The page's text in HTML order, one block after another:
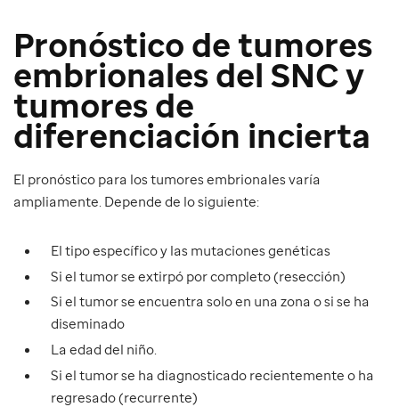
Pronóstico de tumores
embrionales del SNC y
tumores de
diferenciación incierta
El pronóstico para los tumores embrionales varía
ampliamente. Depende de lo siguiente:
El tipo específico y las mutaciones genéticas
Si el tumor se extirpó por completo (resección)
Si el tumor se encuentra solo en una zona o si se ha
diseminado
La edad del niño.
Si el tumor se ha diagnosticado recientemente o ha
regresado (recurrente)